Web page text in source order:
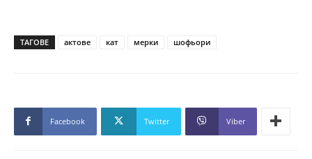
ТАГОВЕ актове кат мерки шофьори
Facebook Twitter Viber